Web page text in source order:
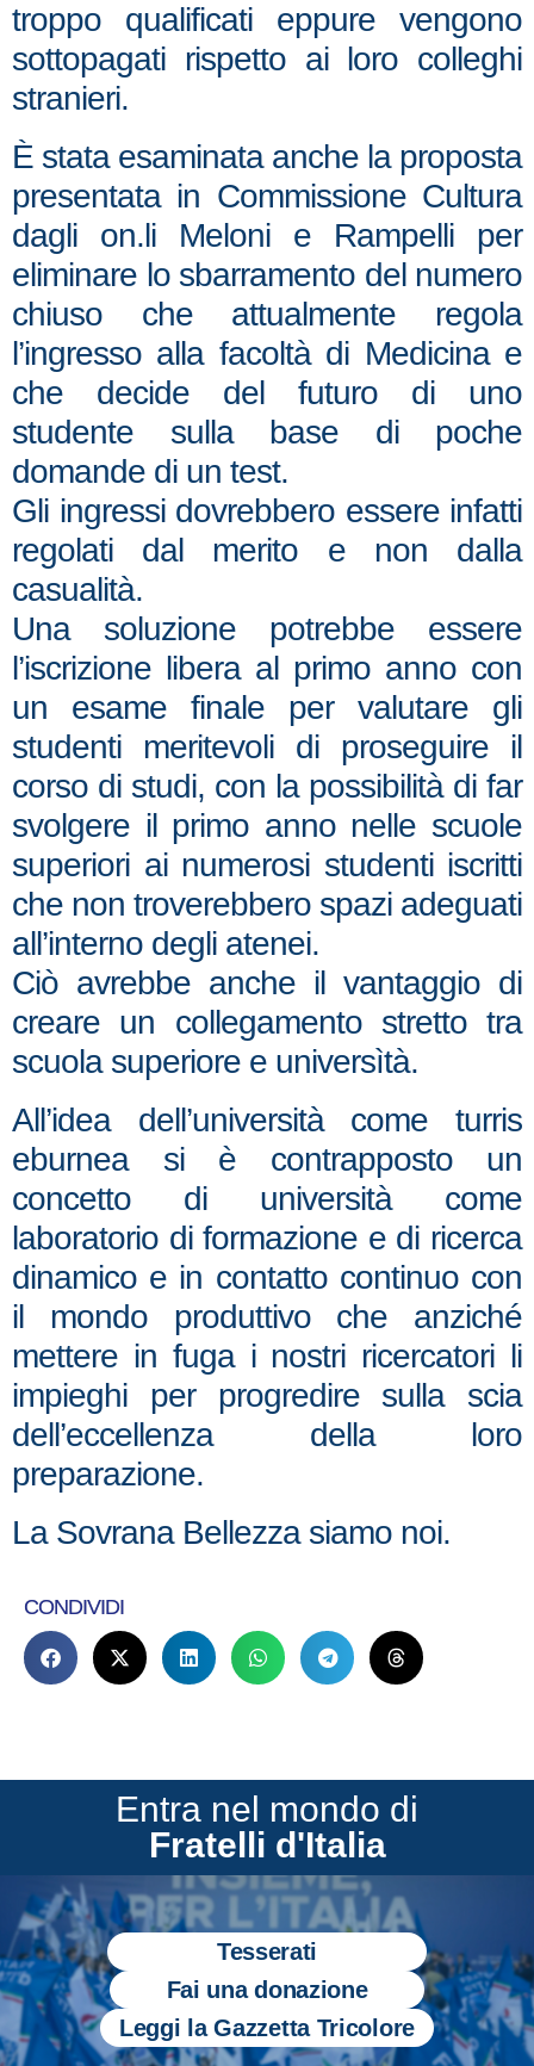
troppo qualificati eppure vengono
sottopagati rispetto ai loro colleghi
stranieri.
È stata esaminata anche la proposta
presentata in Commissione Cultura
dagli on.li Meloni e Rampelli per
eliminare lo sbarramento del numero
chiuso che attualmente regola
l’ingresso alla facoltà di Medicina e
che decide del futuro di uno
studente sulla base di poche
domande di un test.
Gli ingressi dovrebbero essere infatti
regolati dal merito e non dalla
casualità.
Una soluzione potrebbe essere
l’iscrizione libera al primo anno con
un esame finale per valutare gli
studenti meritevoli di proseguire il
corso di studi, con la possibilità di far
svolgere il primo anno nelle scuole
superiori ai numerosi studenti iscritti
che non troverebbero spazi adeguati
all’interno degli atenei.
Ciò avrebbe anche il vantaggio di
creare un collegamento stretto tra
scuola superiore e universìtà.
All’idea dell’università come turris
eburnea si è contrapposto un
concetto di università come
laboratorio di formazione e di ricerca
dinamico e in contatto continuo con
il mondo produttivo che anziché
mettere in fuga i nostri ricercatori li
impieghi per progredire sulla scia
dell’eccellenza della loro
preparazione.
La Sovrana Bellezza siamo noi.
CONDIVIDI
Entra nel mondo di
Fratelli d'Italia
Tesserati
Fai una donazione
Leggi la Gazzetta Tricolore